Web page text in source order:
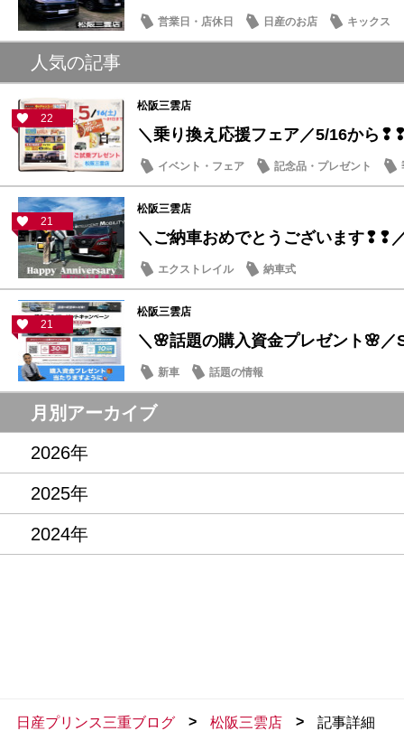
営業日・店休日 日産のお店 キックス
人気の記事
22
松阪三雲店
＼乗り換え応援フェア／5/16から
イベント・フェア 記念品・プレゼント
21
松阪三雲店
＼ご納車おめでとうございます❢❢
エクストレイル 納車式
21
松阪三雲店
＼🌸話題の購入資金プレゼント🌸／
新車 話題の情報
月別アーカイブ
2026年
2025年
2024年
日産プリンス三重ブログ > 松阪三雲店 > 記事詳細